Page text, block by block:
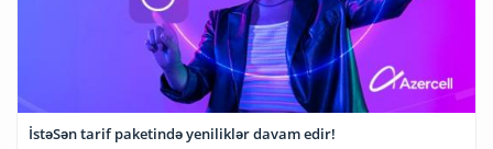
İstəSən tarif paketində yeniliklər davam edir!